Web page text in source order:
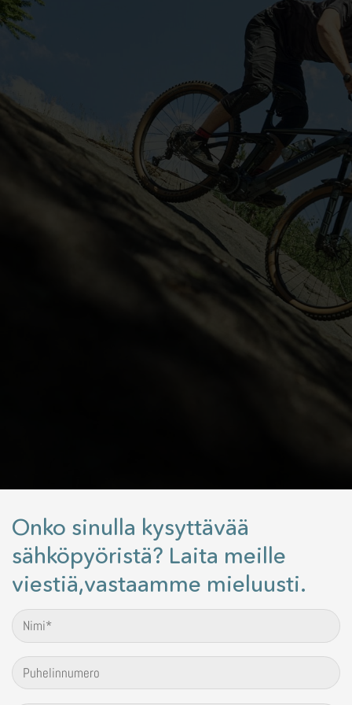
Onko sinulla kysyttävää
sähköpyöristä? Laita meille
viestiä,vastaamme mieluusti.